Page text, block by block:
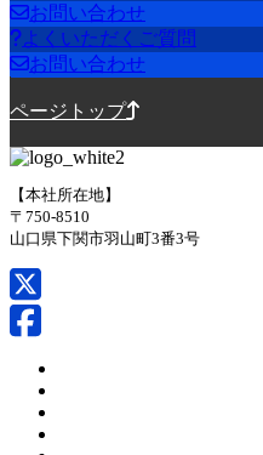
お問い合わせ
よくいただくご質問
お問い合わせ
ページトップ
【本社所在地】
〒750-8510
山口県下関市羽山町3番3号